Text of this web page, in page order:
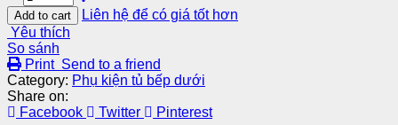
Add to cart
Liên hệ để có giá tốt hơn
Yêu thích
So sánh
Print Send to a friend
Category: Phụ kiện tủ bếp dưới
Share on:
Facebook
Twitter
Pinterest